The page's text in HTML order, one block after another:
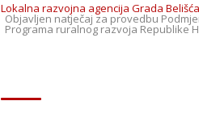
Lokalna razvojna agencija Grada Belišća
Objavljen natječaj za provedbu
Programa ruralnog razvoja Republike